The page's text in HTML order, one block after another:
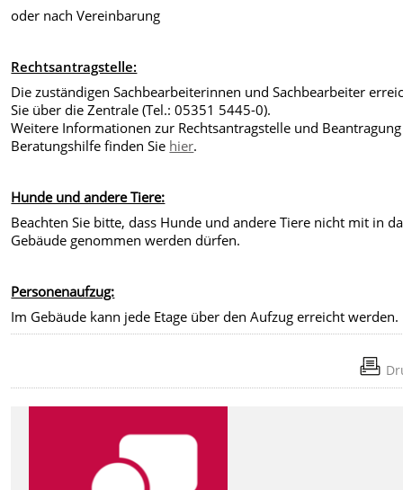
oder nach Vereinbarung
Rechtsantragstelle:
Die zuständigen Sachbearbeiterinnen und Sachbearbeiter
Sie über die Zentrale (Tel.: 05351 5445-0).
Weitere Informationen zur Rechtsantragstelle und
Beratungshilfe finden Sie hier.
Hunde und andere Tiere:
Beachten Sie bitte, dass Hunde und andere Tiere nicht mit in
Gebäude genommen werden dürfen.
Personenaufzug:
Im Gebäude kann jede Etage über den Aufzug erreicht werden.